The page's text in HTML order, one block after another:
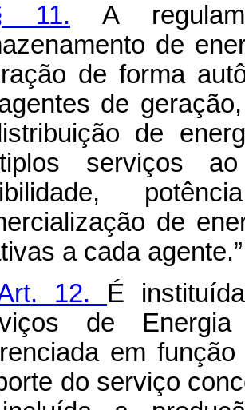
11. A
de
de forma
de
de
serviços
de
a cada
12. É
de
em
do serviço